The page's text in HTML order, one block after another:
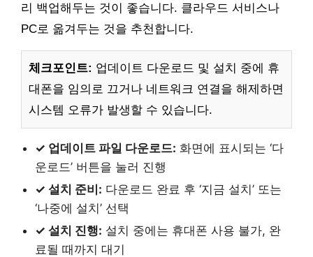
리 백업해두는 것이 좋습니다. 클라우드 서비스나
PC로 옮겨두는 것을 추천합니다.
체크포인트: 업데이트 다운로드 및 설치 중에 휴
대폰을 임의로 끄거나 네트워크 연결을 해제하면
시스템 오류가 발생할 수 있습니다.
✓ 업데이트 파일 다운로드: 화면에 표시되는 ‘다
운로드’ 버튼을 눌러 진행
✓ 설치 준비: 다운로드 완료 후 ‘지금 설치’ 또는
‘나중에 설치’ 선택
✓ 설치 진행: 설치 중에는 휴대폰 사용 불가, 완
료될 때까지 대기